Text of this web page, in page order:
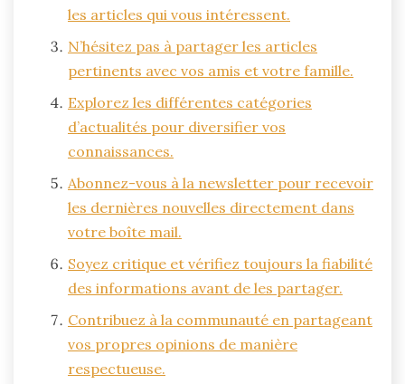
les articles qui vous intéressent.
N’hésitez pas à partager les articles
pertinents avec vos amis et votre famille.
Explorez les différentes catégories
d’actualités pour diversifier vos
connaissances.
Abonnez-vous à la newsletter pour recevoir
les dernières nouvelles directement dans
votre boîte mail.
Soyez critique et vérifiez toujours la fiabilité
des informations avant de les partager.
Contribuez à la communauté en partageant
vos propres opinions de manière
respectueuse.